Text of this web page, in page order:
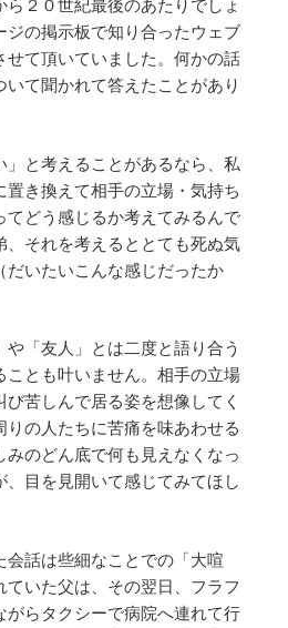
２０世紀最後のあたりでしょ
ジの掲示板で知り合ったウェブ
せて頂いていました。何かの話
て聞かれて答えたことがあり
」と考えることがあるなら、私
置き換えて相手の立場・気持ち
てどう感じるか考えてみるんで
、それを考えるととても死ぬ気
だいたいこんな感じだったか
「友人」とは二度と語り合う
ことも叶いません。相手の立場
苦しんで居る姿を想像してく
りの人たちに苦痛を味あわせる
みのどん底で何も見えなくなっ
目を見開いて感じてみてほし
会話は些細なことでの「大喧
いた父は、その翌日、フラフ
がらタクシーで病院へ連れて行